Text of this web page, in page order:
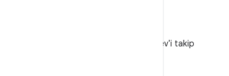
X'te @AndroidDev'i takip